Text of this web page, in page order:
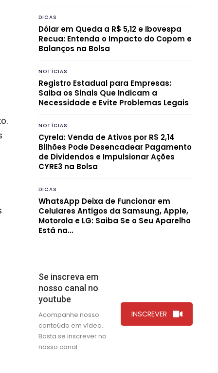
DICAS
Dólar em Queda a R$ 5,12 e Ibovespa
Recua: Entenda o Impacto do Copom e
Balanços na Bolsa
NOTÍCIAS
Registro Estadual para Empresas:
Saiba os Sinais Que Indicam a
Necessidade e Evite Problemas Legais
NOTÍCIAS
Cyrela: Venda de Ativos por R$ 2,14
Bilhões Pode Desencadear Pagamento
de Dividendos e Impulsionar Ações
CYRE3 na Bolsa
DICAS
WhatsApp Deixa de Funcionar em
Celulares Antigos da Samsung, Apple,
Motorola e LG: Saiba Se o Seu Aparelho
Está na…
Se inscreva em
nosso canal no
youtube
Acompanhe nosso
conteúdo em vídeo.
Basta se inscrever no
nosso canal
INSCREVER